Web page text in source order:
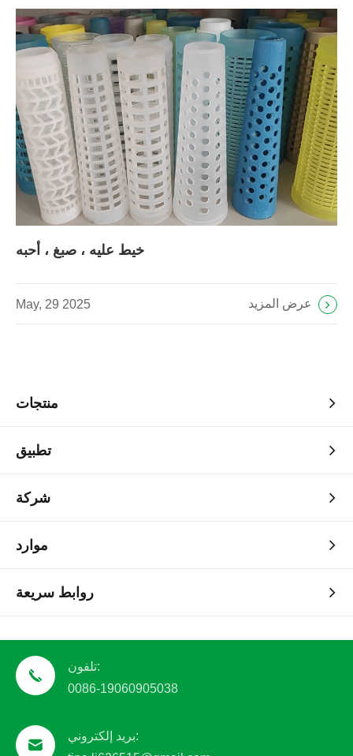
خيط عليه ، صبغ ، أحبه
May, 29 2025 عرض المزيد
منتجات
تطبيق
شركة
موارد
روابط سريعة
تلفون:
0086-19060905038
بريد إلكتروني: